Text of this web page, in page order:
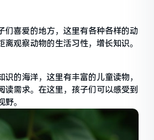
们喜爱的地方，这里有各种各样的动
离观察动物的生活习性，增长知识。
识的海洋，这里有丰富的儿童读物，
读需求。在这里，孩子们可以感受到
。